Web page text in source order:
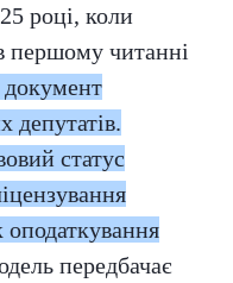
році, коли
першому читанні
документ
депутатів.
статус
оподаткування
передбачає